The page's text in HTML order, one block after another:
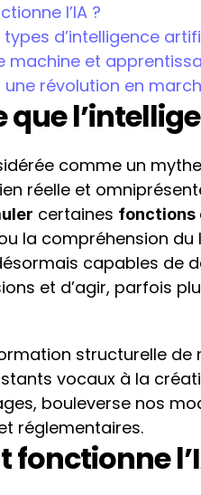
l’IA ?
d’intelligence
machine et
une révolution en
que
comme un
réelle et
certaines fonctions
la compréhension
capables de
et d’agir, parfois
structurelle
vocaux à la
bouleverse nos
réglementaires.
fonctionne